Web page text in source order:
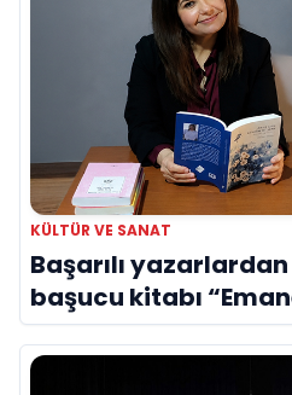
KÜLTÜR VE SANAT
Başarılı
başucu kitabı
yerini aldı